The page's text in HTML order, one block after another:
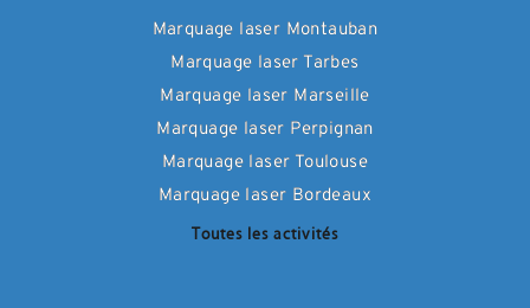
Marquage laser Montauban
Marquage laser Tarbes
Marquage laser Marseille
Marquage laser Perpignan
Marquage laser Toulouse
Marquage laser Bordeaux
Toutes les activités